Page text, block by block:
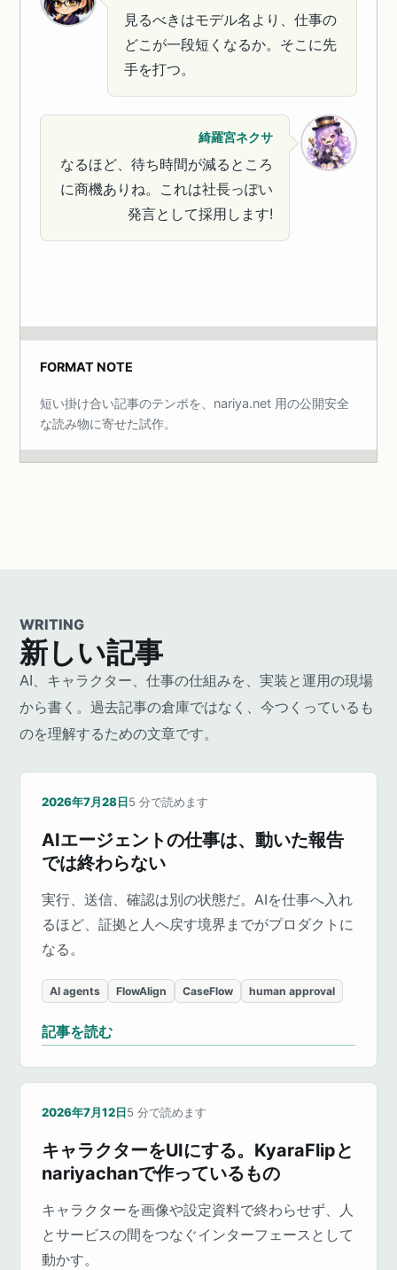
見るべきはモデル名より、仕事の
どこが一段短くなるか。そこに先
手を打つ。
綺羅宮ネクサ
なるほど、待ち時間が減るところ
に商機ありね。これは社長っぽい
発言として採用します!
FORMAT NOTE
短い掛け合い記事のテンポを、nariya.net 用の公開安全
な読み物に寄せた試作。
WRITING
新しい記事
AI、キャラクター、仕事の仕組みを、実装と運用の現場
から書く。過去記事の倉庫ではなく、今つくっているも
のを理解するための文章です。
2026年7月28日5 分で読めます
AIエージェントの仕事は、動いた報告
では終わらない
実行、送信、確認は別の状態だ。AIを仕事へ入れ
るほど、証拠と人へ戻す境界までがプロダクトに
なる。
AI agents FlowAlign CaseFlow human approval
記事を読む
2026年7月12日5 分で読めます
キャラクターをUIにする。KyaraFlipと
nariyachanで作っているもの
キャラクターを画像や設定資料で終わらせず、人
とサービスの間をつなぐインターフェースとして
動かす。